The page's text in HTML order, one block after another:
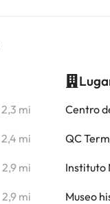
2,3 mi
2,4 mi
2,9 mi
2,9 mi
Centro
QC
Instituto
Museo